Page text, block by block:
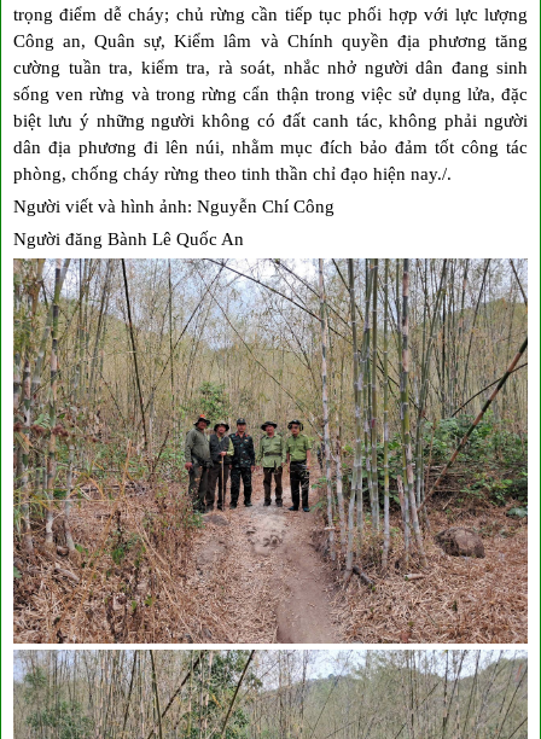
trọng điểm dễ cháy; chủ rừng cần tiếp tục phối hợp với lực lượng
Công an, Quân sự, Kiểm lâm và Chính quyền địa phương tăng
cường tuần tra, kiểm tra, rà soát, nhắc nhở người dân đang sinh
sống ven rừng và trong rừng cẩn thận trong việc sử dụng lửa, đặc
biệt lưu ý những người không có đất canh tác, không phải người
dân địa phương đi lên núi, nhằm mục đích bảo đảm tốt công tác
phòng, chống cháy rừng theo tinh thần chỉ đạo hiện nay./.
Người viết và hình ảnh: Nguyễn Chí Công
Người đăng Bành Lê Quốc An